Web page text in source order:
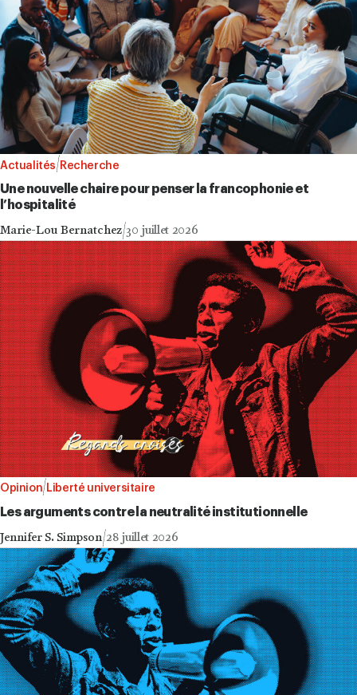
Actualités Recherche
Une nouvelle chaire pour penser la francophonie et
l’hospitalité
Marie-Lou Bernatchez 30 juillet 2026
Opinion Liberté universitaire
Les arguments contre la neutralité institutionnelle
Jennifer S. Simpson 28 juillet 2026